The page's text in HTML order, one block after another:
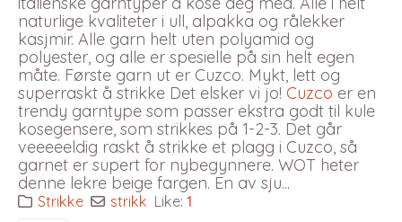
naturlige kvaliteter i ull, alpakka og rålekker
kasjmir. Alle garn helt uten polyamid og
polyester, og alle er spesielle på sin helt egen
måte. Første garn ut er Cuzco. Mykt, lett og
superraskt å strikke Det elsker vi jo! Cuzco er en
trendy garntype som passer ekstra godt til kule
kosegensere, som strikkes på 1-2-3. Det går
veeeeeldig raskt å strikke et plagg i Cuzco, så
garnet er supert for nybegynnere. WOT heter
denne lekre beige fargen. En av sju...
Strikke strikk Like:1